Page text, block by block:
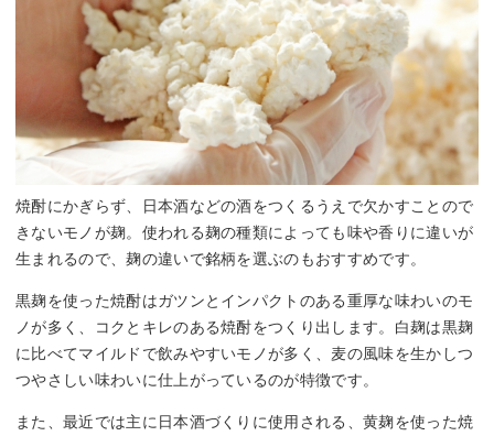
焼酎にかぎらず、日本酒などの酒をつくるうえで欠かすことので
きないモノが麹。使われる麹の種類によっても味や香りに違いが
生まれるので、麹の違いで銘柄を選ぶのもおすすめです。
黒麹を使った焼酎はガツンとインパクトのある重厚な味わいのモ
ノが多く、コクとキレのある焼酎をつくり出します。白麹は黒麹
に比べてマイルドで飲みやすいモノが多く、麦の風味を生かしつ
つやさしい味わいに仕上がっているのが特徴です。
また、最近では主に日本酒づくりに使用される、黄麹を使った焼